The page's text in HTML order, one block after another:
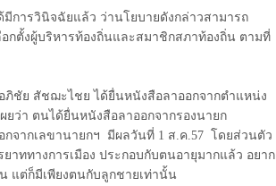
การวินิจฉัยแล้ว ว่านโยบายดังกล่าวสามารถ
อกตั้งผู้บริหารท้องถิ่นและสมาชิกสภาท้องถิ่น ตามที่
ชัย สัชฌะไชย ได้ยื่นหนังสือลาออกจากตำแหน่ง
ยว่า ตนได้ยื่นหนังสือลาออกจากรองนายก
จากเลขานายกฯ
มีผลวันที่ 1 ส.ค.57
โดยส่วนตัว
าททางการเมือง ประกอบกับตนอายุมากแล้ว อยาก
แต่ก็มีเพียงตนกับลูกชายเท่านั้น